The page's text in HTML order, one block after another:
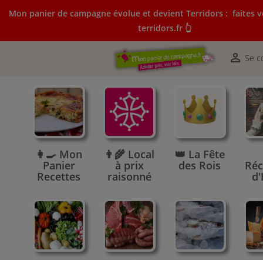
Mon panier de campagne évolue et devient Terridors : faites
terridors.fr 👆
 Se
Mon panier de campagne évolue et devient Terridors:
courses sur terridors.fr 👆
👩‍🍳 Mon
Panier
Recettes
👨‍🌾 Local
à prix
raisonné
👑 La Fête
des Rois